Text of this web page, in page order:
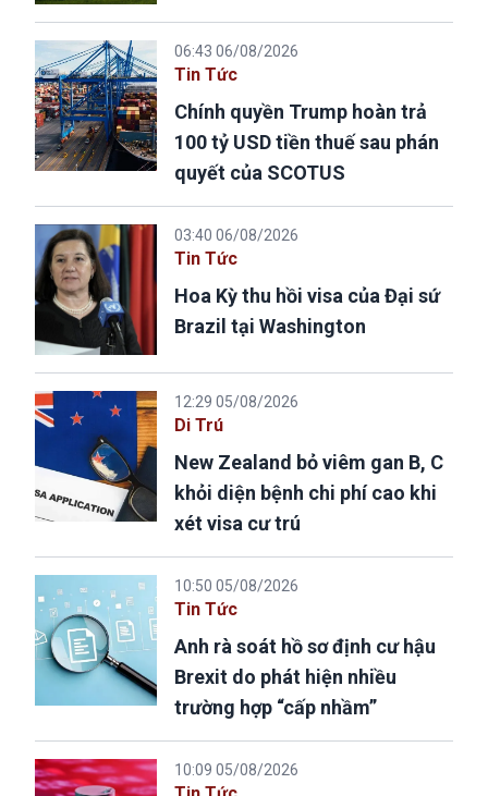
06:43 06/08/2026
Tin Tức
Chính quyền Trump hoàn trả
100 tỷ USD tiền thuế sau phán
quyết của SCOTUS
03:40 06/08/2026
Tin Tức
Hoa Kỳ thu hồi visa của Đại sứ
Brazil tại Washington
12:29 05/08/2026
Di Trú
New Zealand bỏ viêm gan B, C
khỏi diện bệnh chi phí cao khi
xét visa cư trú
10:50 05/08/2026
Tin Tức
Anh rà soát hồ sơ định cư hậu
Brexit do phát hiện nhiều
trường hợp “cấp nhầm”
10:09 05/08/2026